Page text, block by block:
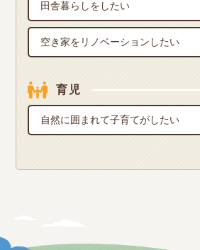
田舎暮らしをしたい
空き家をリノベーションしたい
育児
自然に囲まれて子育てがしたい